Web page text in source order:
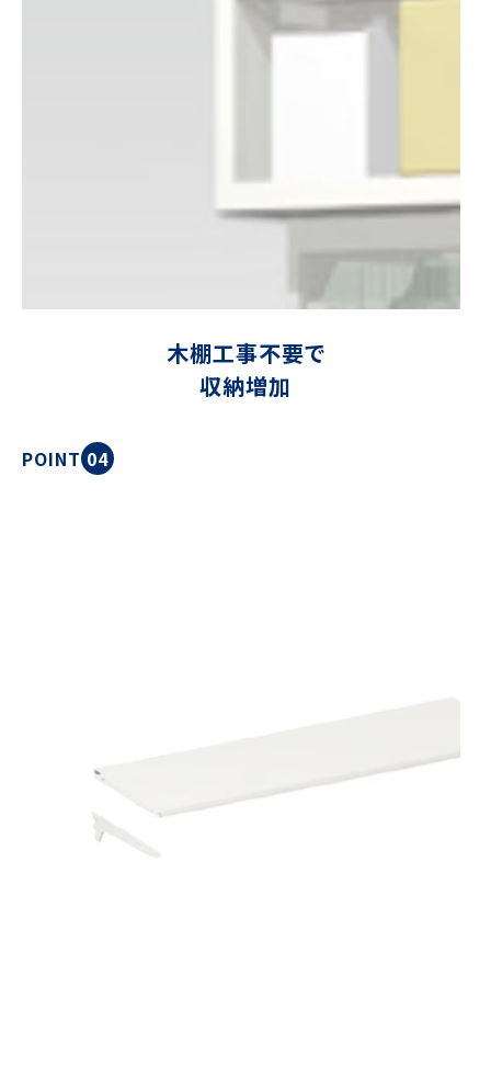
木棚工事不要で
収納増加
POINT